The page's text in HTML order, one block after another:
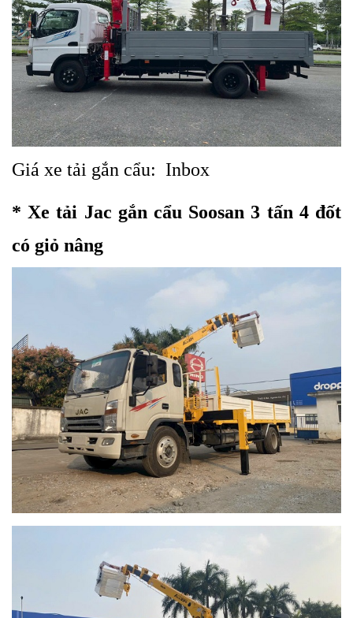
Giá xe tải gắn cẩu: Inbox
* Xe tải Jac gắn cẩu Soosan 3 tấn 4 đốt
có giỏ nâng